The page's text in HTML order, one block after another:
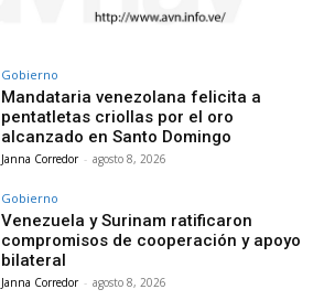
Gobierno
Mandataria venezolana felicita a
pentatletas criollas por el oro
alcanzado en Santo Domingo
Janna Corredor - agosto 8, 2026
Gobierno
Venezuela y Surinam ratificaron
compromisos de cooperación y apoyo
bilateral
Janna Corredor - agosto 8, 2026